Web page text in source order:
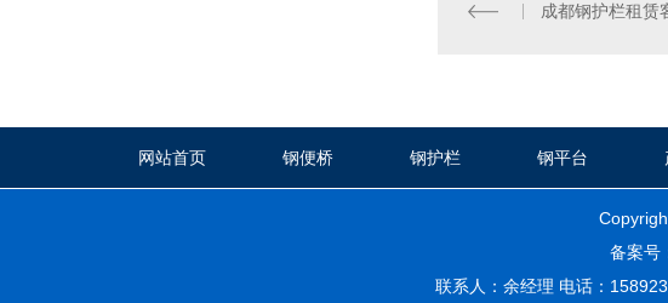
成都钢护栏租赁
网站首页 钢便桥 钢护栏 钢平台
备案号
联系人：余经理 电话：